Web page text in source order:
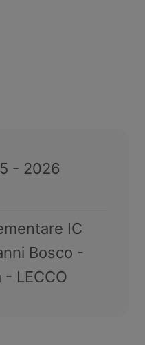
- 2026
IC
Bosco -
- LECCO